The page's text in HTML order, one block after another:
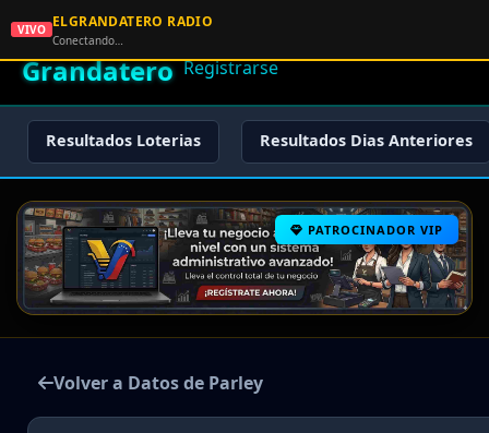
🌟 El
Grandatero Registrarse
Resultados Loterias Resultados Dias Anteriores
PATROCINADOR VIP
Volver a Datos de Parley
VIVO ELGRANDATERO RADIO
Conectando…